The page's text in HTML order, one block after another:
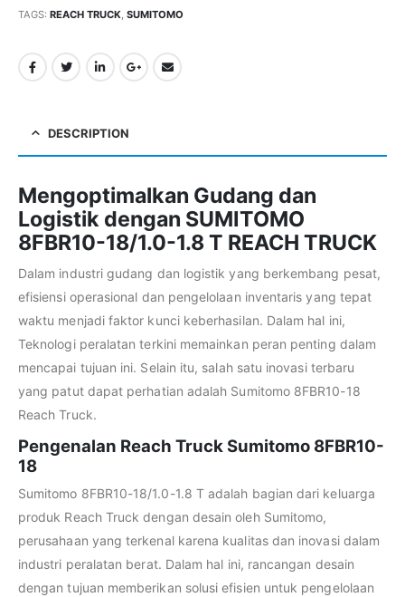
TAGS: REACH TRUCK SUMITOMO
DESCRIPTION
Mengoptimalkan Gudang dan
Logistik dengan SUMITOMO
8FBR10-18/1.0-1.8 T REACH TRUCK
Dalam industri gudang dan logistik yang berkembang pesat,
efisiensi operasional dan pengelolaan inventaris yang tepat
waktu menjadi faktor kunci keberhasilan. Dalam hal ini,
Teknologi peralatan terkini memainkan peran penting dalam
mencapai tujuan ini. Selain itu, salah satu inovasi terbaru
yang patut dapat perhatian adalah Sumitomo 8FBR10-18
Reach Truck.
Pengenalan Reach Truck Sumitomo 8FBR10-
18
Sumitomo 8FBR10-18/1.0-1.8 T adalah bagian dari keluarga
produk Reach Truck dengan desain oleh Sumitomo,
perusahaan yang terkenal karena kualitas dan inovasi dalam
industri peralatan berat. Dalam hal ini, rancangan desain
dengan tujuan memberikan solusi efisien untuk pengelolaan